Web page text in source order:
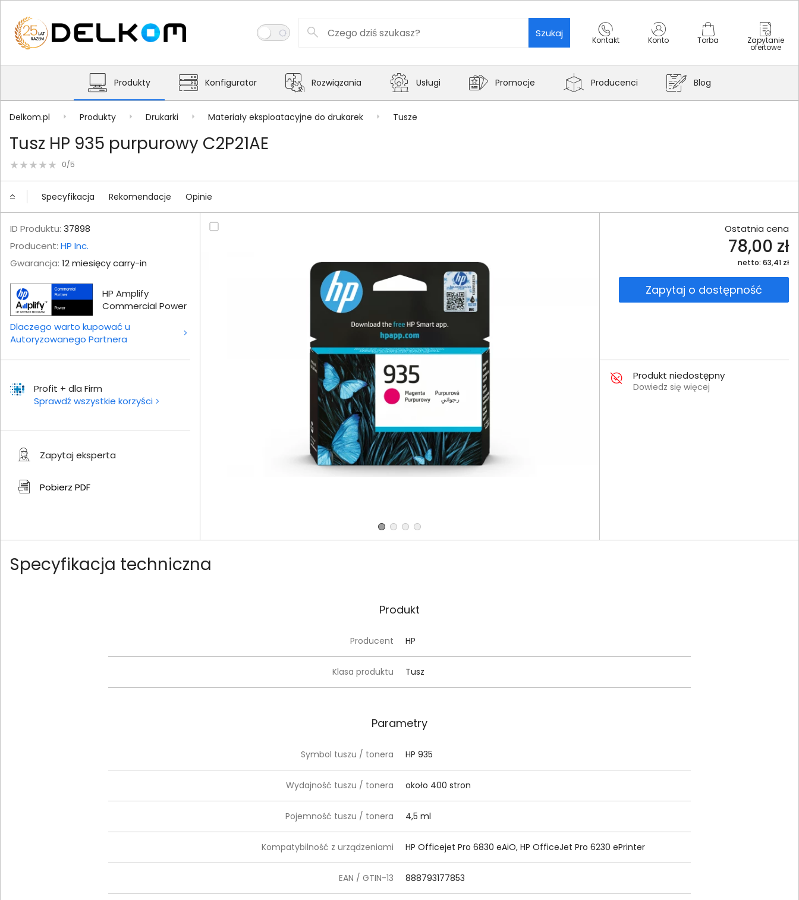
Szukaj
Kontakt Konto Torba Zapytanie
ofertowe
Produkty Konfigurator Rozwiązania Usługi Promocje Producenci Blog
Delkom.pl Produkty Drukarki Materiały eksploatacyjne do drukarek Tusze
Tusz HP 935 purpurowy C2P21AE
0/5
Specyfikacja Rekomendacje Opinie
ID Produktu: 37898
Producent: HP Inc.
Gwarancja: 12 miesięcy carry-in
HP Amplify
Commercial Power
Dlaczego warto kupować u
Autoryzowanego Partnera
Profit + dla Firm
Sprawdź wszystkie korzyści
Zapytaj eksperta
Pobierz PDF
Ostatnia cena
78,00 zł
netto: 63,41 zł
Zapytaj o dostępność
Produkt niedostępny
Dowiedz się więcej
Specyfikacja techniczna
Produkt
Producent HP
Klasa produktu Tusz
Parametry
Symbol tuszu / tonera HP 935
Wydajność tuszu / tonera około 400 stron
Pojemność tuszu / tonera 4,5 ml
Kompatybilność z urządzeniami HP Officejet Pro 6830 eAiO, HP OfficeJet Pro 6230 ePrinter
EAN / GTIN-13 888793177853